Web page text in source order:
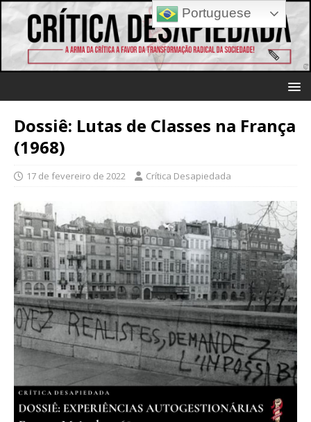
Dossiê: Lutas de Classes na França
(1968)
17 de fevereiro de 2022 Crítica Desapiedada
Portuguese